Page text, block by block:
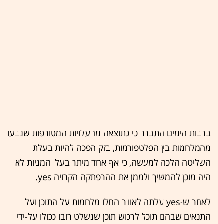
ברבות הימים התברר כי כתוצאה מהעלויות המטורפות שנבעו
מהמלחמות בין הפלטפורמות, בזק הפכה להיות בעלת
השליטה הלכה למעשה, כי אף אחד מיתר בעלי המניות לא
היה מוכן להמשיך ולממן את ההרפתקה הקרויה yes.
לאחר ש-yes עלתה לאוויר החלו מלחמות על התוכן ועל
התנאים שבהם תוכל לרכוש תוכן שנשלט רובו ככולו על-ידי